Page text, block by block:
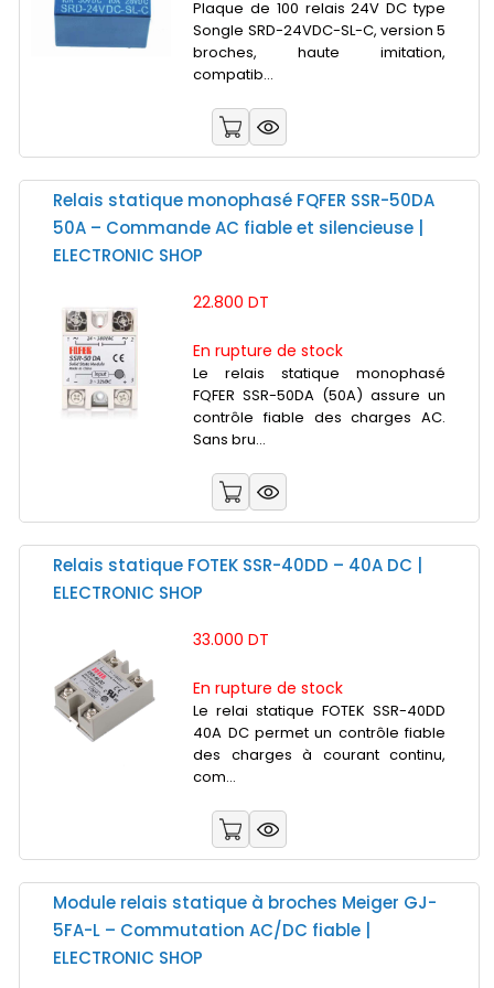
Plaque de 100 relais 24V DC type
Songle SRD-24VDC-SL-C, version 5
broches, haute imitation,
compatib...
Relais statique monophasé FQFER SSR-50DA
50A – Commande AC fiable et silencieuse |
ELECTRONIC SHOP
22.800 DT
En rupture de stock
Le relais statique monophasé
FQFER SSR-50DA (50A) assure un
contrôle fiable des charges AC.
Sans bru...
Relais statique FOTEK SSR-40DD – 40A DC |
ELECTRONIC SHOP
33.000 DT
En rupture de stock
Le relai statique FOTEK SSR-40DD
40A DC permet un contrôle fiable
des charges à courant continu,
com...
Module relais statique à broches Meiger GJ-
5FA-L – Commutation AC/DC fiable |
ELECTRONIC SHOP